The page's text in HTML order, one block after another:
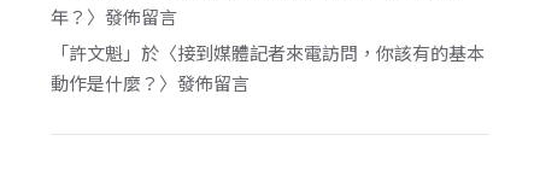
年？ 〉發佈留言
「許文魁」於〈接到媒體記者來電訪問，你該有的基本
動作是什麼？ 〉發佈留言